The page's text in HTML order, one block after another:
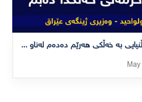
سروە عەبدولواحید: دڵنیایی بە خەڵکی هەرێم دەدەم لەناو ئەنجومەنی وەزیران زیاتر ئیش دەکەم ولەخزمەتی خەڵکدا دەبم